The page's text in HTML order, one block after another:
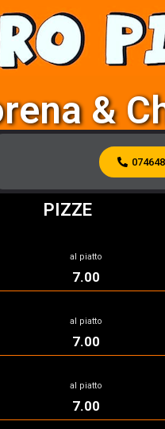
&
PIZZE
al piatto
7.00
al piatto
7.00
al piatto
7.00